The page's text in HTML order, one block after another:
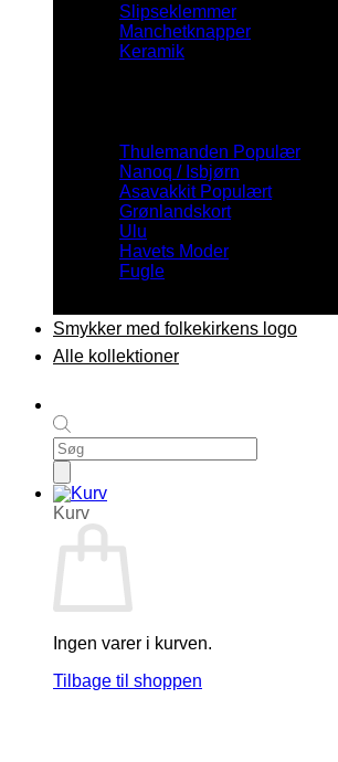
Products
search
Kurv
Ingen varer i kurven.
Tilbage til shoppen
Slipseklemmer
Manchetknapper
Keramik
Thulemanden
Nanoq / Isbjørn
Asavakkit
Grønlandskort
Ulu
Havets Moder
Fugle
Smykker med folkekirkens logo
Alle kollektioner